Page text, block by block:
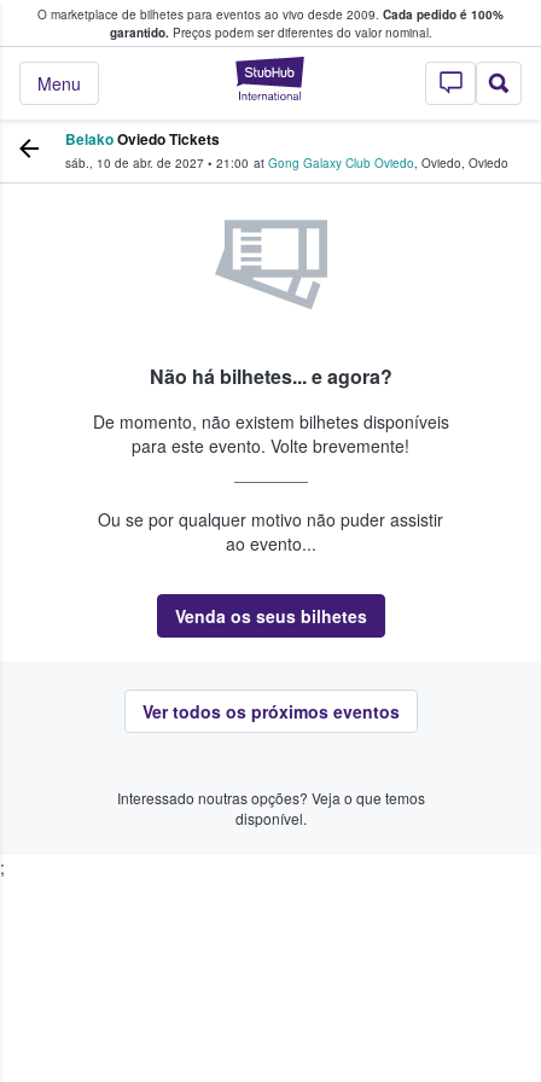
O marketplace de bilhetes para eventos ao vivo desde 2009. Cada pedido é 100%
garantido.Preços podem ser diferentes do valor nominal.
StubHub – onde
Menu
fãs compram e vendem bilhetes
BelakoOviedo Tickets
sáb., 10 de abr. de 2027 • 21:00 at Gong Galaxy Club Oviedo, Oviedo, Oviedo
Não há bilhetes... e agora?
De momento, não existem bilhetes disponíveis
para este evento. Volte brevemente!
Ou se por qualquer motivo não puder assistir
ao evento...
Venda os seus bilhetes
Ver todos os próximos eventos
Interessado noutras opções? Veja o que temos
disponível.
;